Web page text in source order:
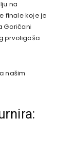
na
finale koje je
Goričani
prvoligaša
našim